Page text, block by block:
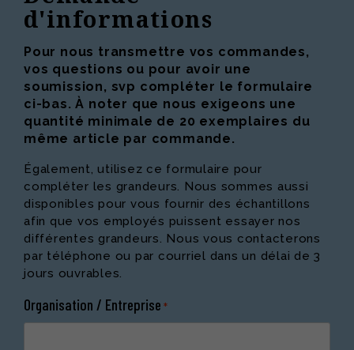
d'informations
Pour nous transmettre vos commandes,
vos questions ou pour avoir une
soumission, svp compléter le formulaire
ci-bas. À noter que nous exigeons une
quantité minimale de 20 exemplaires du
même article par commande.
Également, utilisez ce formulaire pour
compléter les grandeurs. Nous sommes aussi
disponibles pour vous fournir des échantillons
afin que vos employés puissent essayer nos
différentes grandeurs. Nous vous contacterons
par téléphone ou par courriel dans un délai de 3
jours ouvrables.
Organisation / Entreprise *